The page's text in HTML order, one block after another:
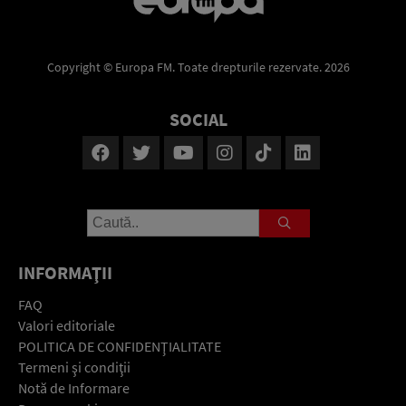
Copyright © Europa FM. Toate drepturile rezervate. 2026
SOCIAL
INFORMAŢII
FAQ
Valori editoriale
POLITICA DE CONFIDENŢIALITATE
Termeni şi condiţii
Notă de Informare